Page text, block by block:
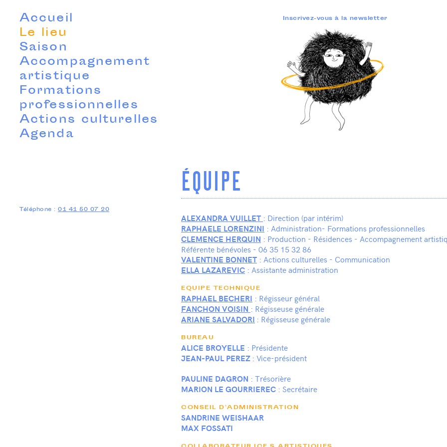
Accueil
Le lieu
Saison
Accompagnement
artistique
Formations
professionnelles
Actions culturelles
Agenda
Inscrivez-vous à la newsletter
Téléphone : 01 41 50 07 20
ÉQUIPE
ALEXANDRA VUILLET : Direction (par intérim)
RAPHAELE LORENZINI : Administration- Formations professionnelles
CLEMENCE HERQUIN : Production - Résidences - Accompagnement
Référente bénévoles - 06 35 15 32 86
VALENTINE BONNET : Actions culturelles - Communication
ELLA LAZAREVIC : Assistante administration
EQUIPE TECHNIQUE
RAPHAEL BECHERI : Régisseur général
FANCHON VOISIN : Régisseuse générale
ARIANE SALVADORI : Régisseuse générale
BUREAU
ALICE BROYELLE : Présidente
JEAN-PAUL PEREZ : Vice-président
PAULINE DAGRON : Trésorière
MARION LE GOURRIEREC : Secrétaire
CONSEIL D’ADMINISTRATION
SANDRINE WEISHAAR
MAX FOSSATI